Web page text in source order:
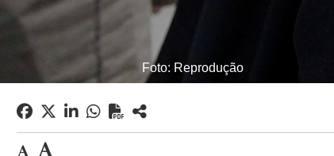
Foto: Reprodução